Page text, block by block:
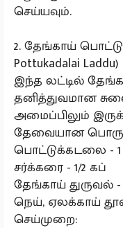
செய்யவும்.
2. தேங்காய்
Pottukadalai Laddu)
இந்த லட்டில்
தனித்துவமான
அமைப்பிலும்
தேவையான
பொட்டுக்கடலை -
சர்க்கரை - 1/2 கப்
தேங்காய் துருவல் -
நெய், ஏலக்காய்
செய்முறை: